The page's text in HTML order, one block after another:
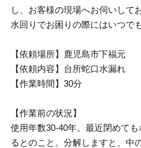
し、お客様の現場へお伺いして
水回りでお困りの際にはいつで
【依頼場所】鹿児島市下福元
【依頼内容】台所蛇口水漏れ
【作業時間】30分
【作業前の状況】
使用年数30-40年。最近閉めて
るとのこと。分解しますと、中